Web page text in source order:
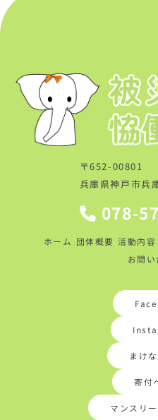
〒652-00801
兵庫県神戸市兵
078-
ホーム 団体概要 活動内容
お問
まけ
寄付
マンスリ